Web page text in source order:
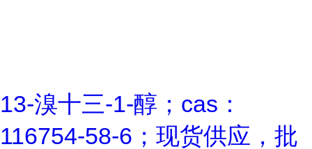
13-溴十三-1-醇；cas：
116754-58-6；现货供应，批